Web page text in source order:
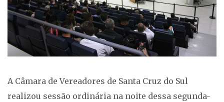
A Câmara de Vereadores de Santa Cruz do Sul
realizou sessão ordinária na noite dessa segunda-